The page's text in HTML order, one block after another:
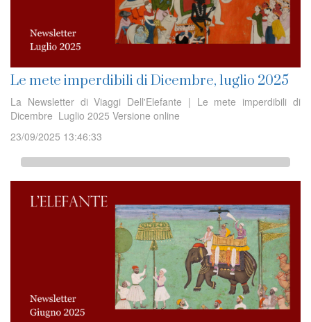
Le mete imperdibili di Dicembre, luglio 2025
La Newsletter di Viaggi Dell'Elefante | Le mete imperdibili di
Dicembre Luglio 2025 Versione online
23/09/2025 13:46:33